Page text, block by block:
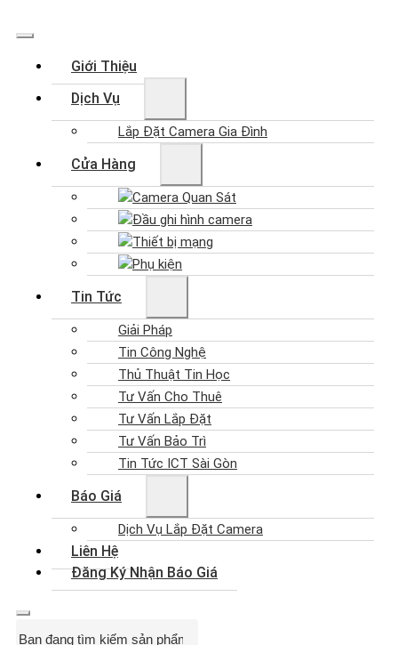
Giới Thiệu
Dịch Vụ
Lắp Đặt Camera Gia Đình
Cửa Hàng
Camera Quan Sát
Đầu ghi hình camera
Thiết bị mạng
Phụ kiện
Tin Tức
Giải Pháp
Tin Công Nghệ
Thủ Thuật Tin Học
Tư Vấn Cho Thuê
Tư Vấn Lắp Đặt
Tư Vấn Bảo Trì
Tin Tức ICT Sài Gòn
Báo Giá
Dịch Vụ Lắp Đặt Camera
Liên Hệ
Đăng Ký Nhận Báo Giá